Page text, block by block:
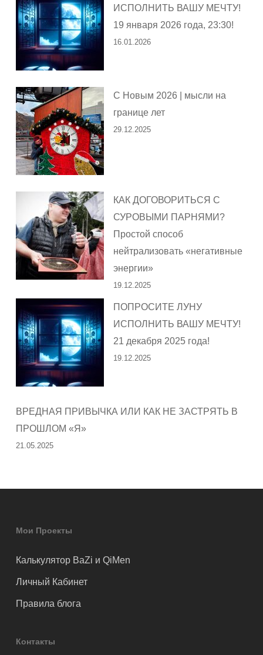
ИСПОЛНИТЬ ВАШУ МЕЧТУ!
19 января 2026 года, 23:30!
16.01.2026
С Новым 2026 | мысли на
границе лет
29.12.2025
КАК ДОГОВОРИТЬСЯ С
СУРОВЫМИ ПАРНЯМИ?
Простой способ
нейтрализовать «негативные
энергии»
19.12.2025
ПОПРОСИТЕ ЛУНУ
ИСПОЛНИТЬ ВАШУ МЕЧТУ!
21 декабря 2025 года!
19.12.2025
ВРЕДНАЯ ПРИВЫЧКА ИЛИ КАК НЕ ЗАСТРЯТЬ В
ПРОШЛОМ «Я»
21.05.2025
Мои Проекты
Калькулятор BaZi и QiMen
Личный Кабинет
Правила блога
Контакты